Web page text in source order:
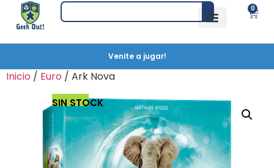
0
Venite a jugar!
Inicio / Euro / Ark Nova
SIN STOCK